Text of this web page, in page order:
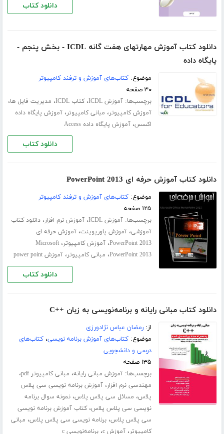
دانلود کتاب
دانلود کتاب آموزش مهارتهای هفت گانه ICDL - بخش پنجم -
پایگاه داده
موضوع:کتاب‌های آموزش و ترفند کامپیوتر
۳۰ صفحه
برچسب‌ها:آموزش ICDL ،کتاب ICDL ، مدیریت فایل ها،
آموزش کامپیوتر، مبانی کامپیوتر،آموزش پایگاه داده
اکسس،آموزش پایگاه داده Access
دانلود کتاب
دانلود کتاب آموزش حرفه ای PowerPoint 2013
موضوع:کتاب‌های آموزش و ترفند کامپیوتر
۱۲۵ صفحه
برچسب‌ها:آموزش ICDL ،آموزش نرم افزار،دانلود کتاب
آموزشی،آموزش پاورپوینت،آموزش حرفه ای
PowerPoint 2013،آموزش کامپیوتر،Microsoft
PowerPoint 2013، مبانی کامپیوتر،آموزش power point
دانلود کتاب
دانلود کتاب مبانی رایانه و برنامه‌نویسی به زبان ++C
از:رمضان عباس نژادورزی
موضوع:کتاب‌های آموزش برنامه نویسی،کتاب‌های
درسی و دانشجویی
۱۳۵ صفحه
برچسب‌ها:آموزش مبانی رایانه، مبانی کامپیوتر pdf ،
مهندسی نرم افزار،آموزش برنامه نویسی سی پلاس
پلاس، مسائل سی پلاس پلاس،نمونه سوال برنامه
نویسی سی پلاس پلاس،کتاب آموزش برنامه نویسی
سی پلاس پلاس،برنامه نویسی سی پلاس پلاس، مبانی
کامپیوتر،آموزش c ،برنامه‌نویسی c